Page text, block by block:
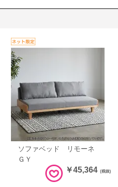
ソファベッド リモーネ
ＧＹ
￥45,364 (税抜)